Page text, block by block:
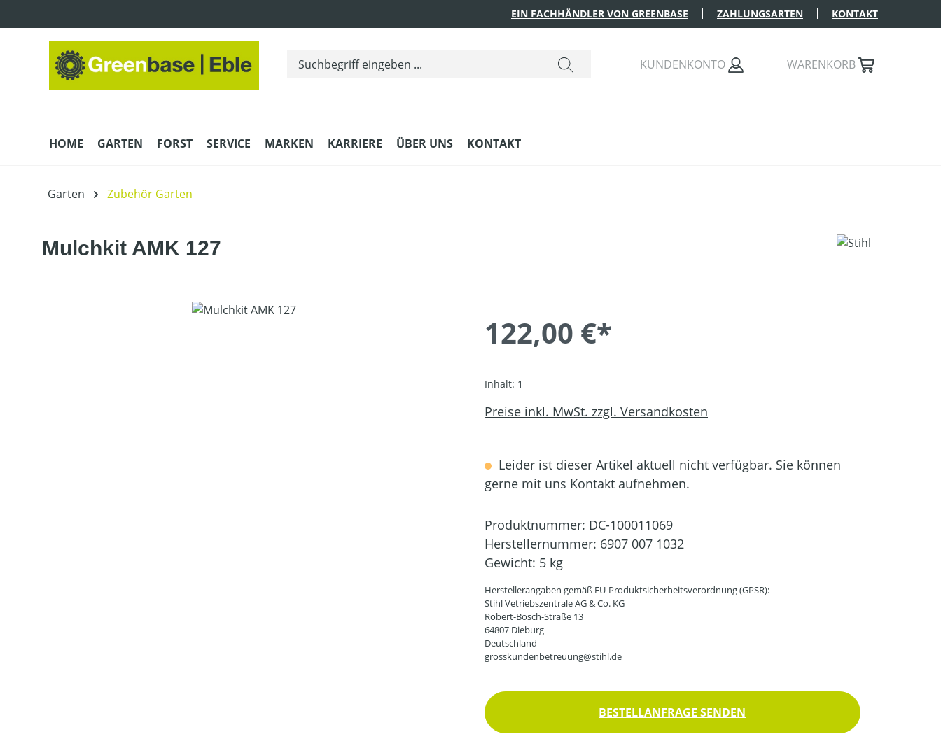
EIN FACHHÄNDLER VON GREENBASE ZAHLUNGSARTEN KONTAKT
KUNDENKONTO WARENKORB
HOME GARTEN FORST SERVICE MARKEN KARRIERE ÜBER UNS KONTAKT
Garten Zubehör Garten
Mulchkit AMK 127
122,00 €*
Inhalt: 1
Preise inkl. MwSt. zzgl. Versandkosten
Leider ist dieser Artikel aktuell nicht verfügbar. Sie können
gerne mit uns Kontakt aufnehmen.
Produktnummer: DC-100011069
Herstellernummer: 6907 007 1032
Gewicht: 5 kg
Herstellerangaben gemäß EU-Produktsicherheitsverordnung (GPSR):
Stihl Vetriebszentrale AG & Co. KG
Robert-Bosch-Straße 13
64807 Dieburg
Deutschland
grosskundenbetreuung@stihl.de
BESTELLANFRAGE SENDEN